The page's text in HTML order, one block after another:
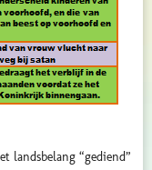
landsbelang “gediend”